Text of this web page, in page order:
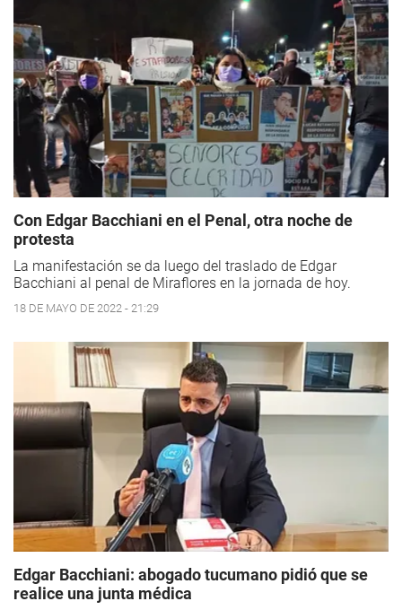
Con Edgar Bacchiani en el Penal, otra noche de
protesta
La manifestación se da luego del traslado de Edgar
Bacchiani al penal de Miraflores en la jornada de hoy.
18 DE MAYO DE 2022 - 21:29
Edgar Bacchiani: abogado tucumano pidió que se
realice una junta médica